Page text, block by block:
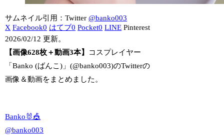
サムネイル引用：Twitter@banko003
X Facebook0 はてブ0 Pocket0 LINE Pinterest
2026/02/12 更新。
【画像628枚＋動画3本】
コスプレイヤー
「Banko (ばんこ)」(@banko003)のTwitterの
画像＆動画をまとめました。
Banko🐰🎪
@banko003